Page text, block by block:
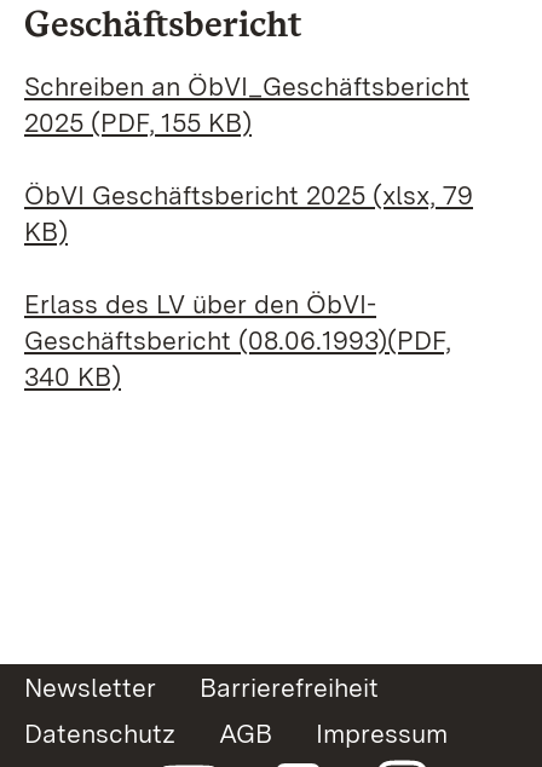
Geschäftsbericht
Schreiben an ÖbVI_Geschäftsbericht
2025 (PDF, 155 KB)
ÖbVI Geschäftsbericht 2025 (xlsx, 79
KB)
Erlass des LV über den ÖbVI-
Geschäftsbericht (08.06.1993)(PDF,
340 KB)
Newsletter
Barrierefreiheit
Datenschutz
AGB Impressum